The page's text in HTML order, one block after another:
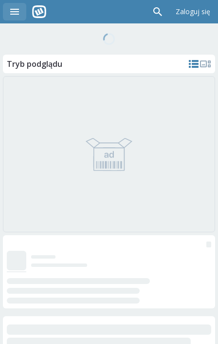
Zaloguj się
Tryb podglądu